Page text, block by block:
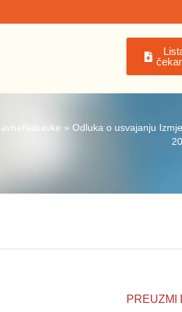
» Odluka o usvajanju
PREUZMI